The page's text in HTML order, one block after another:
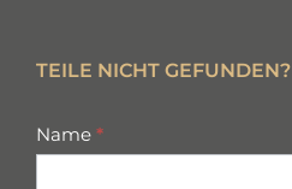
TEILE NICHT GEFUNDEN?
missing
Name *